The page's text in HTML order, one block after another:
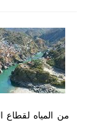
من المياه لقطاع